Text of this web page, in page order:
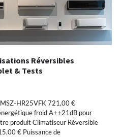
Réversibles
& Tests
HR25VFK 721,00 €
froid A++21dB pour
produit Climatiseur Réversible
€ Puissance de